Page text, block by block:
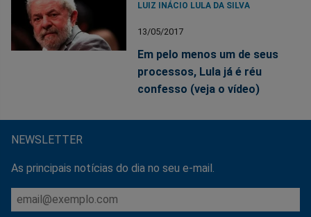
LUIZ INÁCIO LULA DA SILVA
13/05/2017
Em pelo menos um de seus
processos, Lula já é réu
confesso (veja o vídeo)
NEWSLETTER
As principais notícias do dia no seu e-mail.